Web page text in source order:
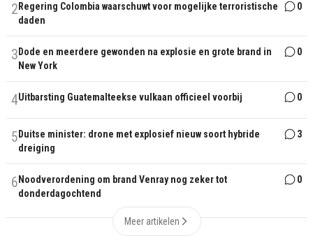
2 Regering Colombia waarschuwt voor mogelijke terroristische
daden
0
3 Dode en meerdere gewonden na explosie en grote brand in
New York
0
4Uitbarsting Guatemalteekse vulkaan officieel voorbij 0
5 Duitse minister: drone met explosief nieuw soort hybride
dreiging
3
6 Noodverordening om brand Venray nog zeker tot
donderdagochtend
0
Meer artikelen